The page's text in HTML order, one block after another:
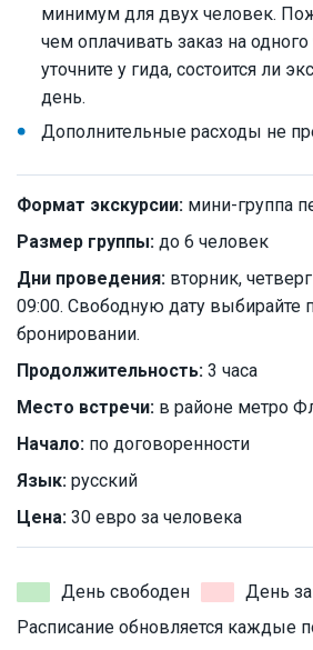
минимум для двух человек.
чем оплачивать заказ на
уточните у гида, состоится ли
день.
Дополнительные расходы не
Формат экскурсии: мини-группа
Размер группы: до 6 человек
Дни проведения: вторник,
09:00. Свободную дату выбирайте
бронировании.
Продолжительность: 3 часа
Место встречи: в районе метро
Начало: по договоренности
Язык: русский
Цена: 30 евро за человека
День свободен
День
Расписание обновляется каждые